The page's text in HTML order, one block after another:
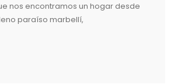
nos encontramos un hogar desde
paraíso marbellí,